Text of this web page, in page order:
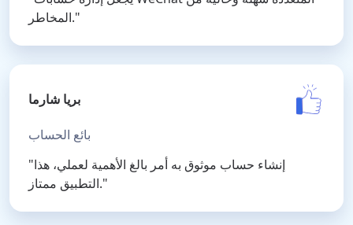
المخاطر."
بريا شارما
بائع الحساب
"إنشاء حساب موثوق به أمر بالغ الأهمية لعملي، هذا
التطبيق ممتاز."